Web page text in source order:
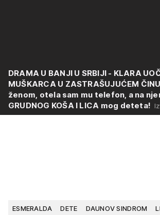
DRAMA U BANJI U SRBIJI - KLARA
MUŠKARCA U ZASTRAŠUJUĆEM
ženom, otela sam mu telefon, a na
GRUDNOG KOŠA I LICA mog deteta!
ESMERALDA DETE DAUNOV SINDROM